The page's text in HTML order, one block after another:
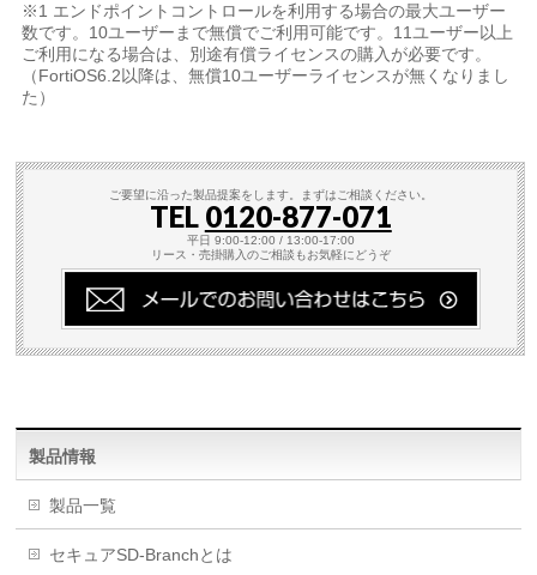
※1 エンドポイントコントロールを利用する場合の最大ユーザー
数です。10ユーザーまで無償でご利用可能です。11ユーザー以上
ご利用になる場合は、別途有償ライセンスの購入が必要です。
（FortiOS6.2以降は、無償10ユーザーライセンスが無くなりまし
た）
ご要望に沿った製品提案をします。まずはご相談ください。
TEL 0120-877-071
平日 9:00-12:00 / 13:00-17:00
リース・売掛購入のご相談もお気軽にどうぞ
製品情報
製品一覧
セキュアSD-Branchとは